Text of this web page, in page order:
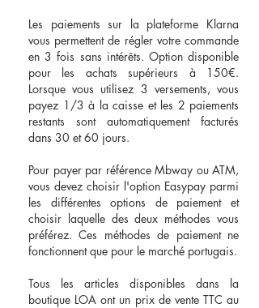
Les paiements sur la plateforme Klarna
vous permettent de régler votre commande
en 3 fois sans intérêts. Option disponible
pour les achats supérieurs à 150€.
Lorsque vous utilisez 3 versements, vous
payez 1/3 à la caisse et les 2 paiements
restants sont automatiquement facturés
dans 30 et 60 jours.
Pour payer par référence Mbway ou ATM,
vous devez choisir l'option Easypay parmi
les différentes options de paiement et
choisir laquelle des deux méthodes vous
préférez. Ces méthodes de paiement ne
fonctionnent que pour le marché portugais.
Tous les articles disponibles dans la
boutique LOA ont un prix de vente TTC au